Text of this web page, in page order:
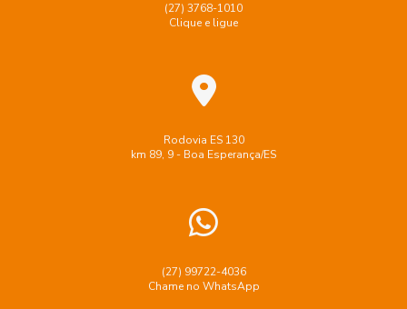
(27) 3768-1010
Clique e ligue
Rodovia ES 130
km 89, 9 - Boa Esperança/ES
(27) 99722-4036
Chame no WhatsApp